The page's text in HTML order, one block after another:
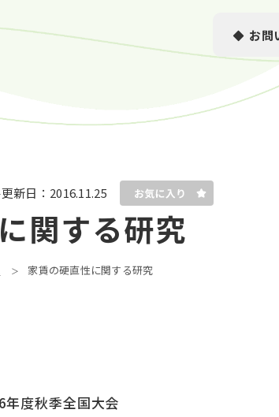
お問
新日： 2016.11.25
関する研究
家賃の硬直性に関する研究
度秋季全国大会